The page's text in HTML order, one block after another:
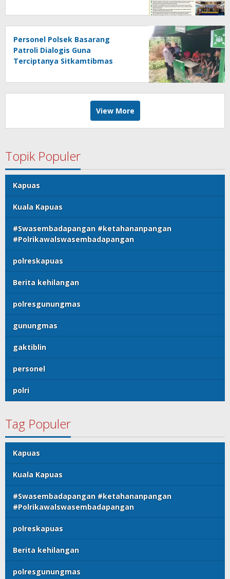
Personel Polsek Basarang
Patroli Dialogis Guna
Terciptanya Sitkamtibmas
View More
Topik Populer
Kapuas
Kuala Kapuas
#Swasembadapangan #ketahananpangan
#Polrikawalswasembadapangan
polreskapuas
Berita kehilangan
polresgunungmas
gunungmas
gaktiblin
personel
polri
Tag Populer
Kapuas
Kuala Kapuas
#Swasembadapangan #ketahananpangan
#Polrikawalswasembadapangan
polreskapuas
Berita kehilangan
polresgunungmas